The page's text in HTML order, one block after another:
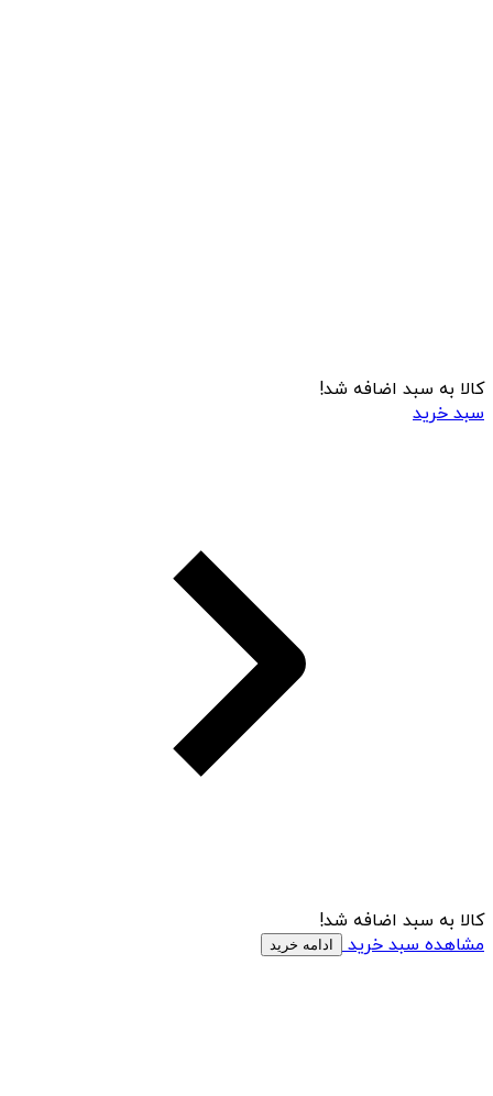
کالا به سبد اضافه شد!
سبد خرید
کالا به سبد اضافه شد!
مشاهده سبد خرید
ادامه خرید